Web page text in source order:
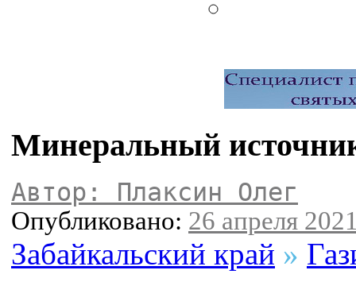
Минеральный
Автор: Плаксин Олег
Опубликовано: 26 апреля
Забайкальский край »